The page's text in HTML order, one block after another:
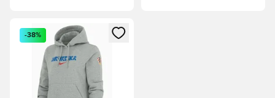
Ανοίγει ένα Modal για να συνδεθείτε ή να εγγραφείτε ως
-38%